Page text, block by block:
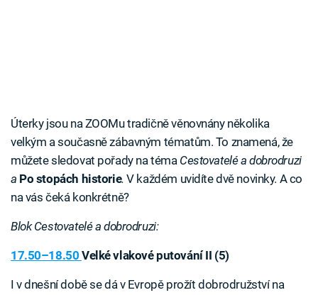
Úterky jsou na ZOOMu tradičně věnovnány několika
velkým a současně zábavným tématům. To znamená, že
můžete sledovat pořady na téma Cestovatelé a dobrodruzi
a Po stopách historie. V každém uvidíte dvě novinky. A co
na vás čeká konkrétně?
Blok Cestovatelé a dobrodruzi:
17.50–18.50 Velké vlakové putování II (5)
I v dnešní době se dá v Evropě prožít dobrodružství na